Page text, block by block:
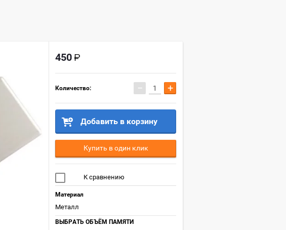
450
Количество: − +
Добавить в корзину
Купить в один клик
К сравнению
Материал
Металл
ВЫБРАТЬ ОБЪЁМ ПАМЯТИ